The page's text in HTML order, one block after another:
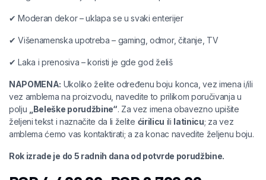
✔ Moderan dekor – uklapa se u svaki enterijer
✔ Višenamenska upotreba – gaming, odmor, čitanje, TV
✔ Laka i prenosiva – koristi je gde god želiš
NAPOMENA: Ukoliko želite određenu boju konca, vez imena i/ili
vez amblema na proizvodu, navedite to prilikom poručivanja u
polju
„Beleške porudžbine“. Za vez imena obavezno upišite
željeni tekst i naznačite da li želite ćirilicu ili latinicu; za vez
amblema ćemo vas kontaktirati; a za konac navedite željenu boju.
Rok izrade je do 5 radnih dana od potvrde porudžbine.